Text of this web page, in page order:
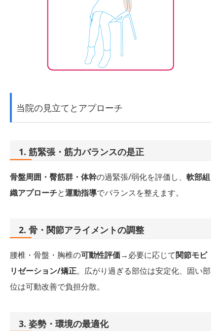
当院の見立てとアプローチ
1. 筋緊張・筋力バランスの是正
骨盤周囲・臀筋群・体幹の過緊張/弱化を評価し、 軟部組
織アプローチと運動指導でバランスを整えます。
2. 骨・関節アライメントの調整
腰椎・骨盤・胸椎の可動性評価→必要に応じて関節モビ
リゼーション/矯正。広がり過ぎる部位は安定化、固い部
位は可動改善で負担分散。
3. 姿勢・環境の最適化